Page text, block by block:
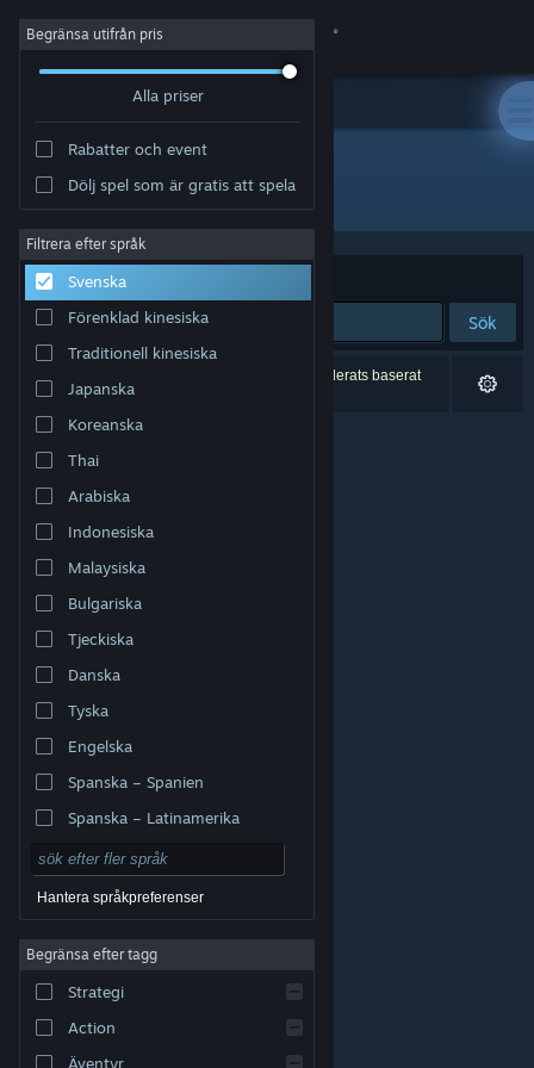
Logga in
Om
Support
Byt språk
Skaffa Steams mobilapp
Se skrivbordswebbplats
varumärken tillhör respektive ägare i USA och andra
Tillgänglighet
Återbetalningar|
Begränsa utifrån pris
Alla priser
Rabatter och event
Dölj spel som är gratis att spela
Filtrera efter språk
Svenska
Förenklad kinesiska
Traditionell kinesiska
Japanska
Koreanska
Thai
Arabiska
Indonesiska
Malaysiska
Bulgariska
Tjeckiska
Danska
Tyska
Engelska
Spanska – Spanien
Spanska – Latinamerika
Hantera språkpreferenser
Begränsa efter tagg
Strategi
Action
Äventyr
Utgivare: Hopscotch Games
Sortera efter Relevans
Sök
0 träffar matchade din sökning. 3 titlar har exkluderats baserat
på dina preferenser.